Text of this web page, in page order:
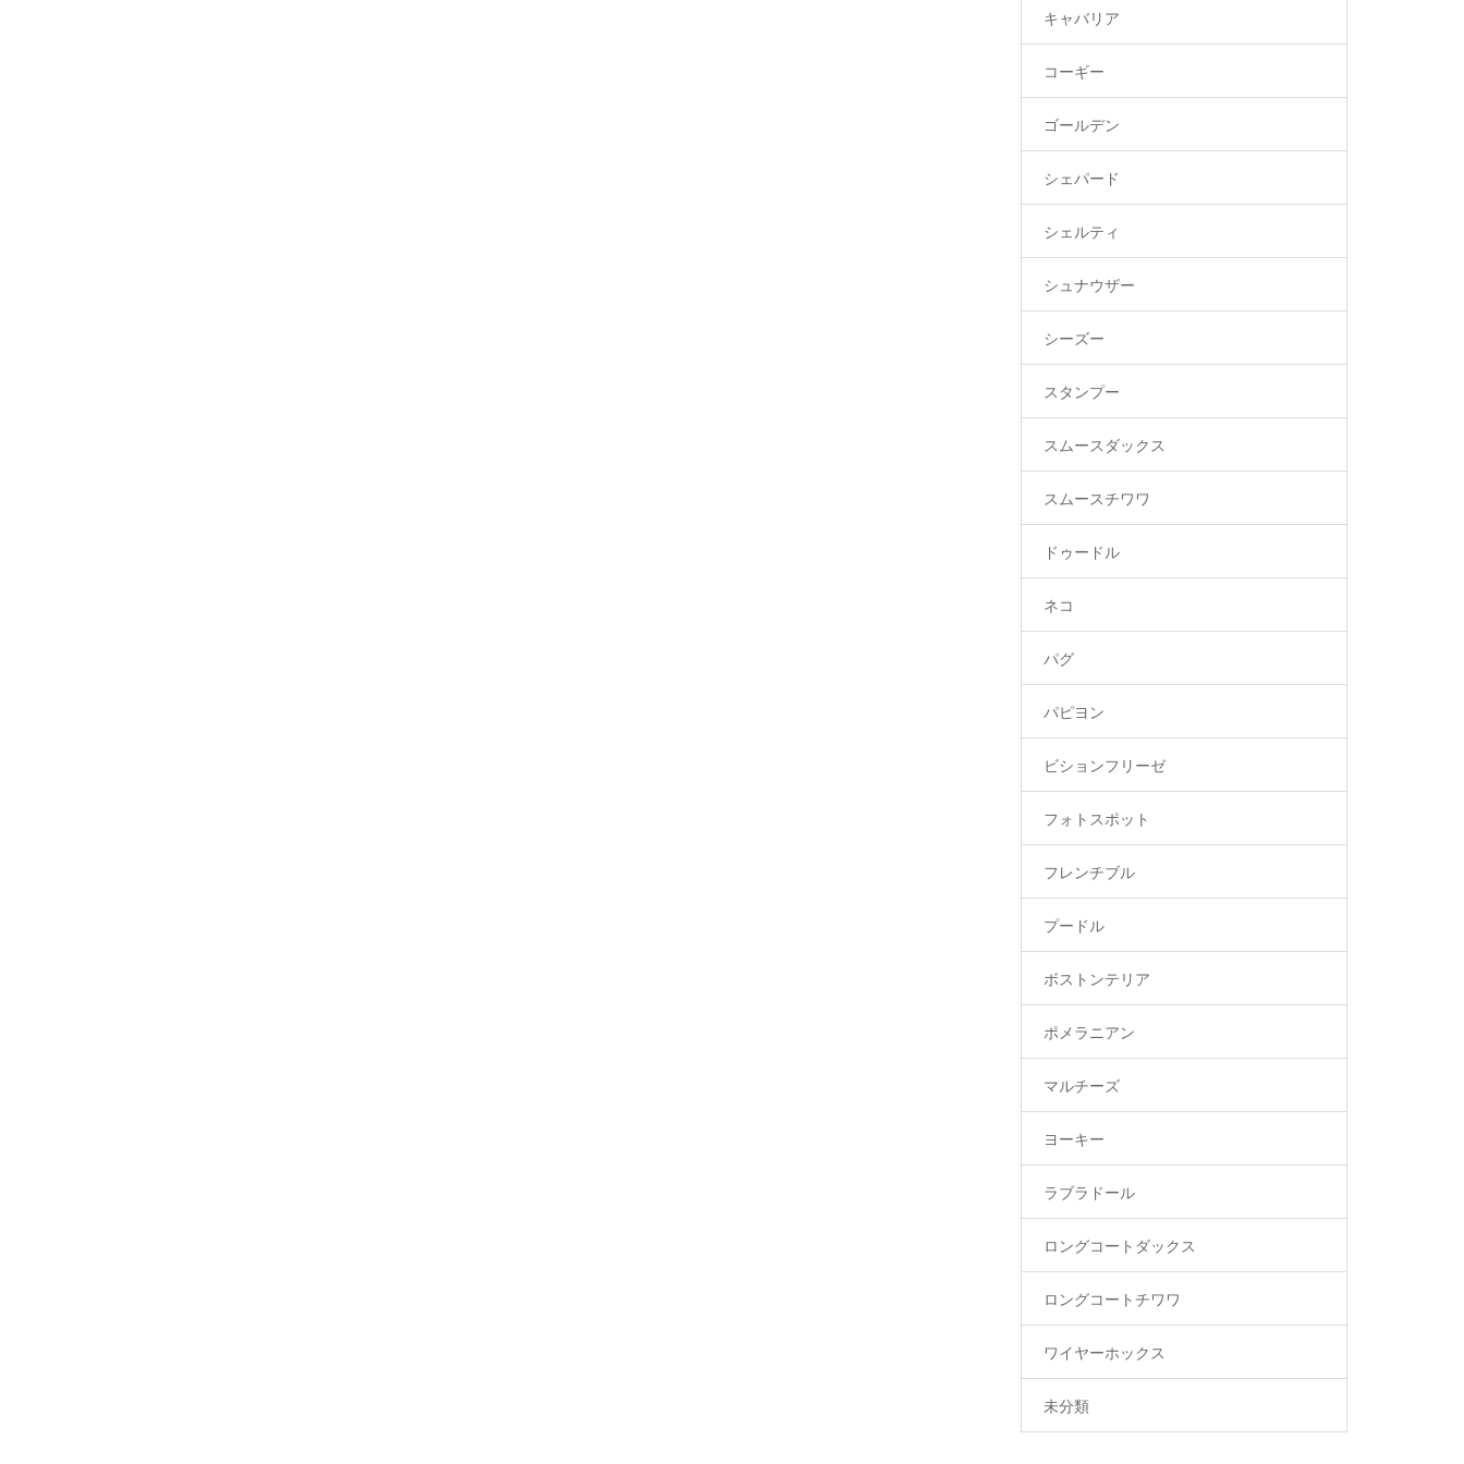
キャバリア
コーギー
ゴールデン
シェパード
シェルティ
シュナウザー
シーズー
スタンプー
スムースダックス
スムースチワワ
ドゥードル
ネコ
パグ
パピヨン
ビションフリーゼ
フォトスポット
フレンチブル
プードル
ボストンテリア
ポメラニアン
マルチーズ
ヨーキー
ラブラドール
ロングコートダックス
ロングコートチワワ
ワイヤーホックス
未分類